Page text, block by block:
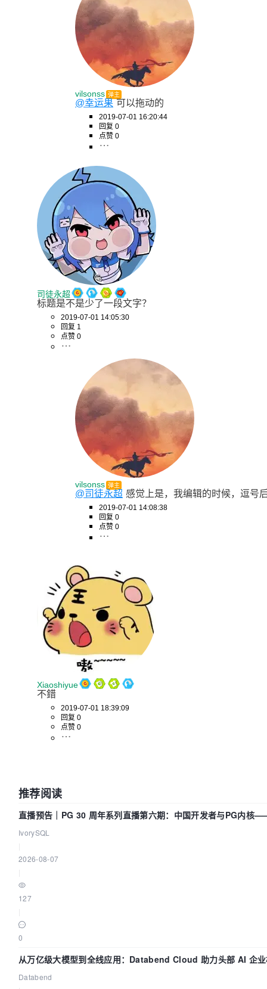
vilsonss 弹主
@幸运果 可以拖动的
2019-07-01 16:20:44
回复 0
点赞 0
司徒永超
标题是不是少了一段文字？
2019-07-01 14:05:30
回复 1
点赞 0
vilsonss 弹主
@司徒永超 感觉上是，我编辑的时候，逗号
2019-07-01 14:08:38
回复 0
点赞 0
Xiaoshiyue
不錯
2019-07-01 18:39:09
回复 0
点赞 0
推荐阅读
直播预告｜PG 30 周年系列直播第六期：中国开发者与PG内核
IvorySQL
2026-08-07
127
0
从万亿级大模型到全线应用：Databend Cloud 助力头部 AI 企
Databend